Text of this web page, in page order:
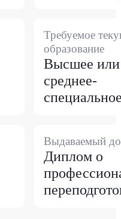
Требуемое
образование
Высшее или
среднее-
Выдаваемый
Диплом о